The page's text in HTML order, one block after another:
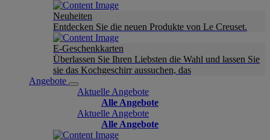
Neuheiten
Entdecken Sie die neuen Produkte von Le Creuset.
E-Geschenkkarten
Überlassen Sie Ihren Liebsten die Wahl und lassen Sie
sie das Kochgeschirr aussuchen, das
Angebote
Aktuelle Angebote
Alle Angebote
Aktuelle Angebote
Alle Angebote